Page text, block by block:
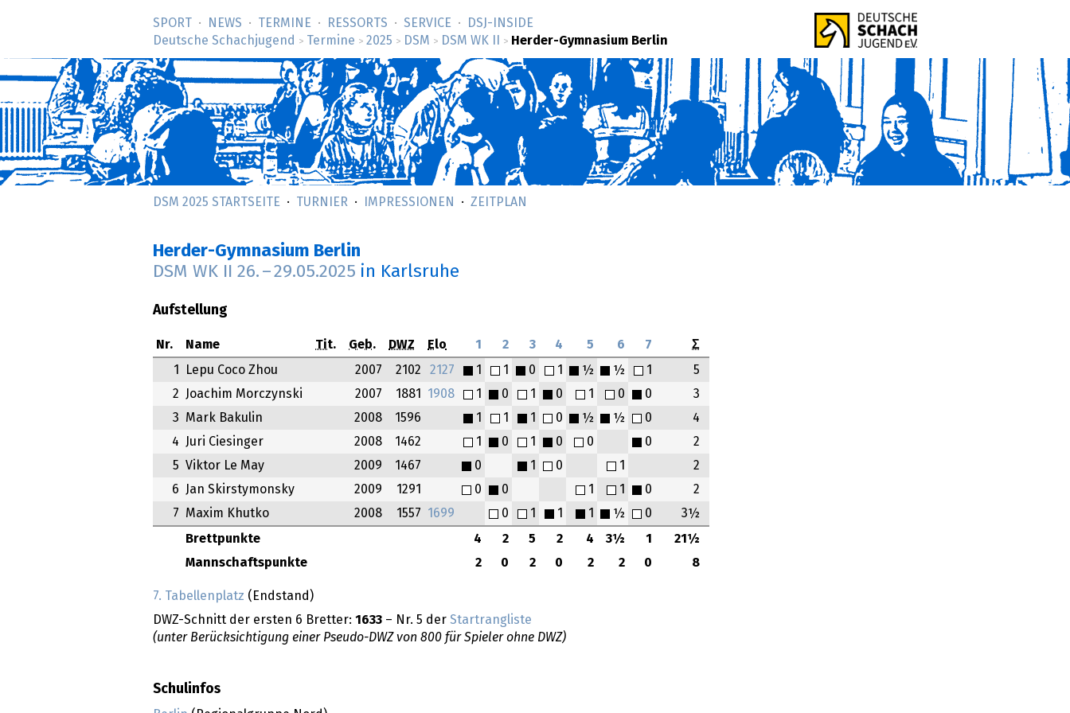
SPORT NEWS TERMINE RESSORTS SERVICE
DSJ-­INSIDE
Deutsche Schachjugend
> Termine > 2025 > DSM > DSM WK II > Herder-Gymnasium Berlin
DSM 2025 STARTSEITE TURNIER IMPRESSIONEN ZEITPLAN
Herder-Gymnasium Berlin
DSM WK II 26. –29.05.2025 in Karlsruhe
Aufstellung
Nr. Name Tit. Geb. DWZ Elo 1 2 3 4 5 6 7 Σ
Brettpunkte 4 2 5 2 4 3½ 1
21½
Mannschaftspunkte
2 0 2 0 2 2 0 8
1 Lepu Coco Zhou 2007 2102 2127 1 1 0 1 ½ ½ 1
5
2
Joachim Morczynski 2007 1881 1908 1 0 1 0 1 0 0
3
3
Mark Bakulin 2008 1596 1 1 1 0 ½ ½ 0
4
4
Juri Ciesinger 2008 1462 1 0 1 0 0 0
2
5 Viktor Le May 2009 1467 0 1 0 1
2
6
Jan Skirstymonsky 2009 1291 0 0 1 1 0
2
7
Maxim Khutko 2008 1557 1699 0 1 1 1 ½ 0 3½
7. Tabellenplatz (Endstand)
DWZ-Schnitt der ersten 6 Bretter: 1633 – Nr. 5 der Startrangliste
(unter Berücksichtigung einer Pseudo-DWZ von 800 für Spieler ohne DWZ)
Schulinfos